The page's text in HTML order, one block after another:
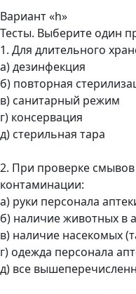
Вариант «h»
Тесты. Выберите один
1. Для длительного
а) дезинфекция
б) повторная
в) санитарный режим
г) консервация
д) стерильная тара
2. При проверке
контаминации:
а) руки персонала
б) наличие животных в
в) наличие насекомых
г) одежда персонала
д) все